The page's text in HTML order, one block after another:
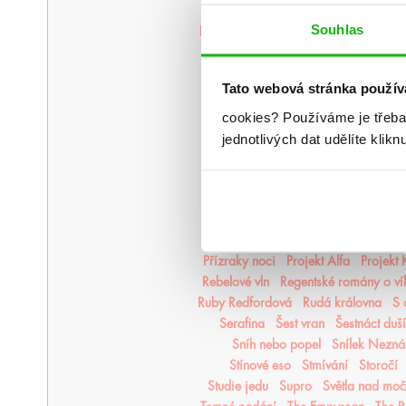
Souhlas
Tato webová stránka
cookies? Používáme je
jednotlivých dat udělíte
Léto Léto, kdy
Magisterium
Magnus Chase
Moře inkoustu a zlata
Na kočičí svědomí
Národní
Nejjasnější hvězdy
nejpo
Přízraky noci
Projekt Alfa Projekt
Rebelové vln
Regentské romány o
Ruby Redfordová
Rudá královna S
Serafina
Šest vran Šestnáct duší
Sníh nebo popel
Snílek
Stínové eso
Stmívání Storočí
Studie jedu
Supro Světla nad